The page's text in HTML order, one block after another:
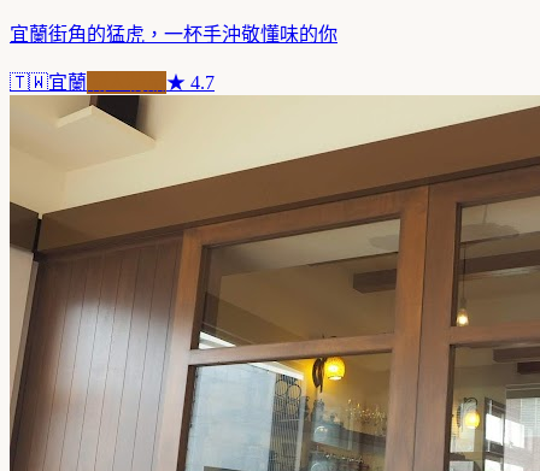
宜蘭街角的猛虎，一杯手沖敬懂味的你
🇹🇼宜蘭 ★ 4.7